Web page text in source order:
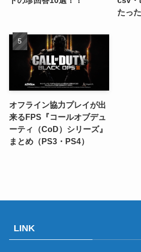
たっ
オフライン協力プレイが出
来るFPS『コールオブデュ
ーティ（CoD）シリーズ』
まとめ（PS3・PS4）
LINK